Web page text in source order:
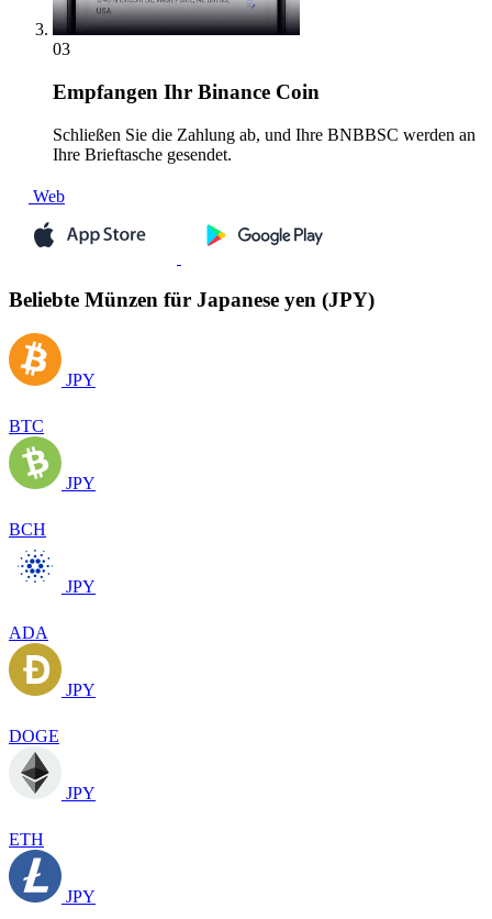
03
Empfangen Ihr Binance Coin
Schließen Sie die Zahlung ab, und Ihre BNBBSC werden an
Ihre Brieftasche gesendet.
Web
Beliebte Münzen für Japanese yen (JPY)
JPY
BTC
JPY
BCH
JPY
ADA
JPY
DOGE
JPY
ETH
JPY